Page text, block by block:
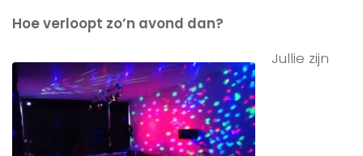
Hoe verloopt zo’n avond dan?
Jullie zijn